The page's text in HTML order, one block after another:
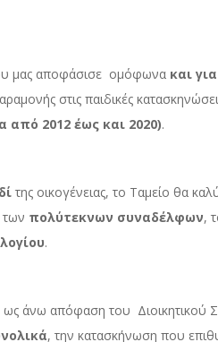
αποφάσισε ομόφωνα και
στις παιδικές
από 2012 έως και 2020).
της οικογένειας, το Ταμείο θα
των πολύτεκνων συναδέλφων,
.
του Διοικητικού
, την κατασκήνωση που